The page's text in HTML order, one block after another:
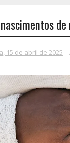
15 de abril de 2025